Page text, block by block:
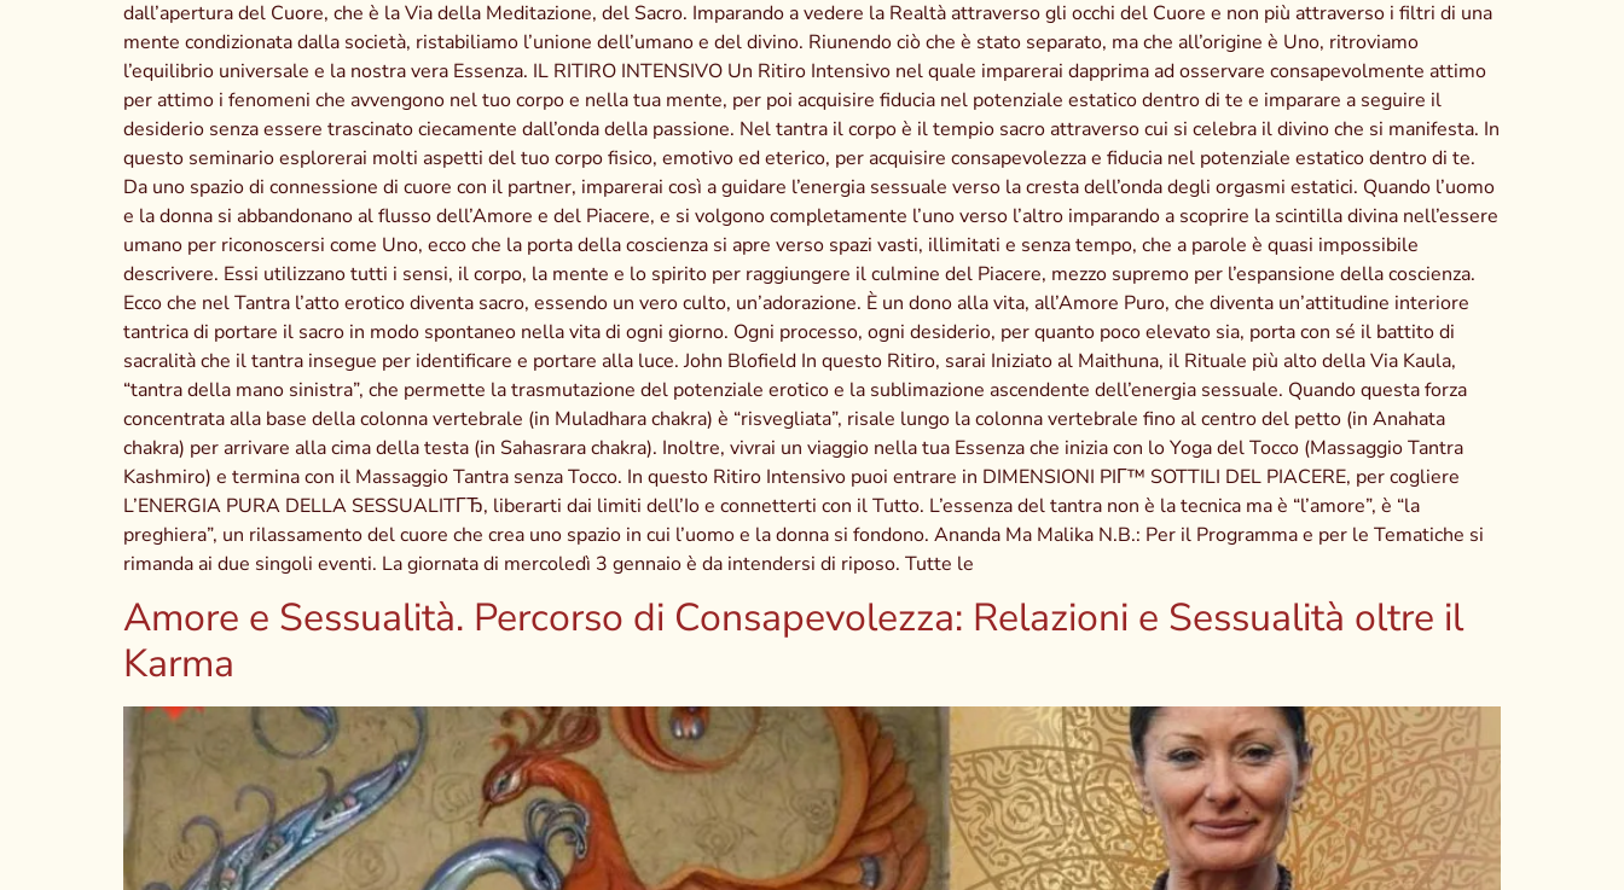
dall’apertura del Cuore, che è la Via della Meditazione, del Sacro. Imparando a vedere la Realtà attraverso gli occhi del Cuore e non più attraverso i filtri di una
mente condizionata dalla società, ristabiliamo l’unione dell’umano e del divino. Riunendo ciò che è stato separato, ma che all’origine è Uno, ritroviamo
l’equilibrio universale e la nostra vera Essenza. IL RITIRO INTENSIVO Un Ritiro Intensivo nel quale imparerai dapprima ad osservare consapevolmente attimo
per attimo i fenomeni che avvengono nel tuo corpo e nella tua mente, per poi acquisire fiducia nel potenziale estatico dentro di te e imparare a seguire il
desiderio senza essere trascinato ciecamente dall’onda della passione. Nel tantra il corpo è il tempio sacro attraverso cui si celebra il divino che si manifesta. In
questo seminario esplorerai molti aspetti del tuo corpo fisico, emotivo ed eterico, per acquisire consapevolezza e fiducia nel potenziale estatico dentro di te.
Da uno spazio di connessione di cuore con il partner, imparerai così a guidare l’energia sessuale verso la cresta dell’onda degli orgasmi estatici. Quando l’uomo
e la donna si abbandonano al flusso dell’Amore e del Piacere, e si volgono completamente l’uno verso l’altro imparando a scoprire la scintilla divina nell’essere
umano per riconoscersi come Uno, ecco che la porta della coscienza si apre verso spazi vasti, illimitati e senza tempo, che a parole è quasi impossibile
descrivere. Essi utilizzano tutti i sensi, il corpo, la mente e lo spirito per raggiungere il culmine del Piacere, mezzo supremo per l’espansione della coscienza.
Ecco che nel Tantra l’atto erotico diventa sacro, essendo un vero culto, un’adorazione. È un dono alla vita, all’Amore Puro, che diventa un’attitudine interiore
tantrica di portare il sacro in modo spontaneo nella vita di ogni giorno. Ogni processo, ogni desiderio, per quanto poco elevato sia, porta con sé il battito di
sacralità che il tantra insegue per identificare e portare alla luce. John Blofield In questo Ritiro, sarai Iniziato al Maithuna, il Rituale più alto della Via Kaula,
“tantra della mano sinistra”, che permette la trasmutazione del potenziale erotico e la sublimazione ascendente dell’energia sessuale. Quando questa forza
concentrata alla base della colonna vertebrale (in Muladhara chakra) è “risvegliata”, risale lungo la colonna vertebrale fino al centro del petto (in Anahata
chakra) per arrivare alla cima della testa (in Sahasrara chakra). Inoltre, vivrai un viaggio nella tua Essenza che inizia con lo Yoga del Tocco (Massaggio Tantra
Kashmiro) e termina con il Massaggio Tantra senza Tocco. In questo Ritiro Intensivo puoi entrare in DIMENSIONI PIГ™ SOTTILI DEL PIACERE, per cogliere
L’ENERGIA PURA DELLA SESSUALITГЂ, liberarti dai limiti dell’Io e connetterti con il Tutto. L’essenza del tantra non è la tecnica ma è “l’amore”, è “la
preghiera”, un rilassamento del cuore che crea uno spazio in cui l’uomo e la donna si fondono. Ananda Ma Malika N.B.: Per il Programma e per le Tematiche si
rimanda ai due singoli eventi. La giornata di mercoledì 3 gennaio è da intendersi di riposo. Tutte le
Amore e Sessualità. Percorso di Consapevolezza: Relazioni e Sessualità oltre il
Karma